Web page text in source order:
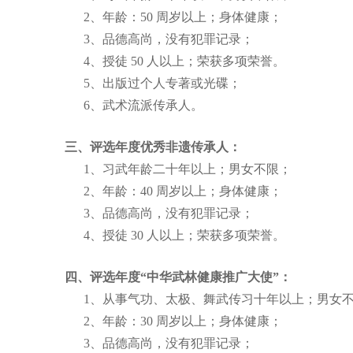
2、年龄：50 周岁以上；身体健康；
3、品德高尚，没有犯罪记录；
4、授徒 50 人以上；荣获多项荣誉。
5、出版过个人专著或光碟；
6、武术流派传承人。
三、评选年度优秀非遗传承人：
1、习武年龄二十年以上；男女不限；
2、年龄：40 周岁以上；身体健康；
3、品德高尚，没有犯罪记录；
4、授徒 30 人以上；荣获多项荣誉。
四、评选年度“中华武林健康推广大使” ：
1、从事气功、太极、舞武传习十年以上；男女
2、年龄：30 周岁以上；身体健康；
3、品德高尚，没有犯罪记录；